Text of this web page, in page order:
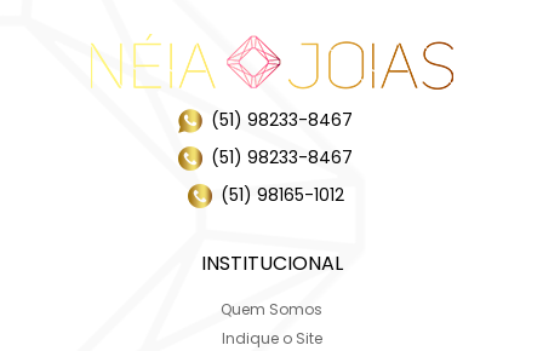
(51) 98233-8467
(51) 98233-8467
(51) 98165-1012
INSTITUCIONAL
Quem Somos
Indique o Site